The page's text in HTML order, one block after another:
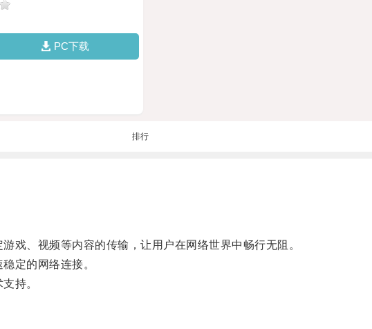
PC下载
排行
、视频等内容的传输，让用户在网络世界中畅行无阻。
定的网络连接。
持。